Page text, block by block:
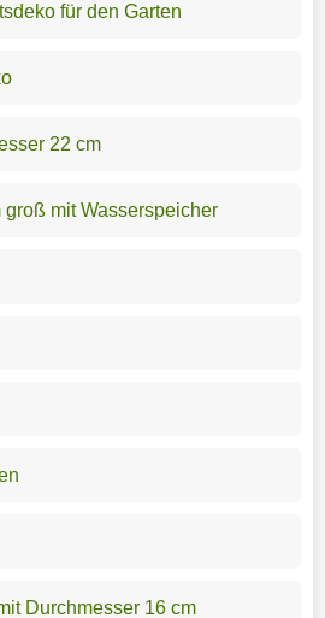
für den Garten
22 cm
mit Wasserspeicher
Durchmesser 16 cm